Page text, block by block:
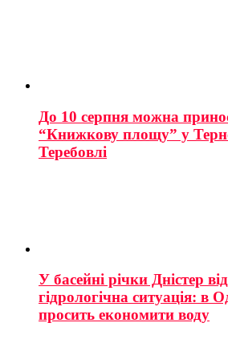
До 10 серпня можна
“Книжкову площу” у
Теребовлі
У басейні річки Дністер
гідрологічна ситуація: в
просить економити воду